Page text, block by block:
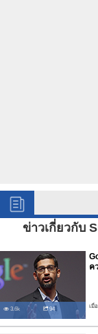
ข่าวเกี่ยวกับ
3.6k 94
ค
เมื่